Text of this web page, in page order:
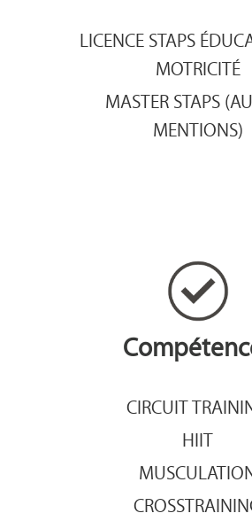
LICENCE STAPS
MOTRICITÉ
MASTER STAPS
MENTIONS)
CIRCUIT
HIIT